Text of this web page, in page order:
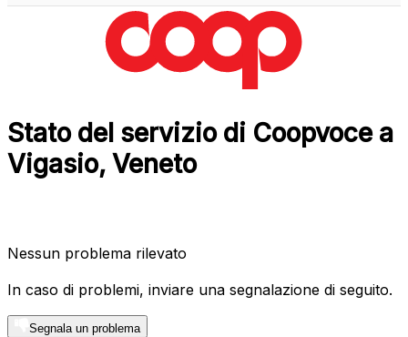
Stato del servizio di Coopvoce a
Vigasio, Veneto
Nessun problema rilevato
In caso di problemi, inviare una segnalazione di seguito.
Segnala un problema